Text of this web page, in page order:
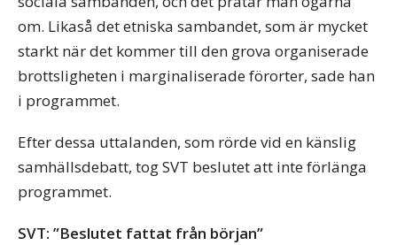
om. Likaså det etniska sambandet, som är mycket
starkt när det kommer till den grova organiserade
brottsligheten i marginaliserade förorter, sade han
i programmet.
Efter dessa uttalanden, som rörde vid en känslig
samhällsdebatt, tog SVT beslutet att inte förlänga
programmet.
SVT: ”Beslutet fattat från början”